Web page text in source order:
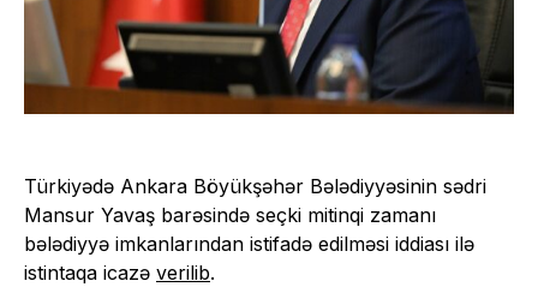
Türkiyədə Ankara Böyükşəhər Bələdiyyəsinin sədri
Mansur Yavaş barəsində seçki mitinqi zamanı
bələdiyyə imkanlarından istifadə edilməsi iddiası ilə
istintaqa icazə verilib.